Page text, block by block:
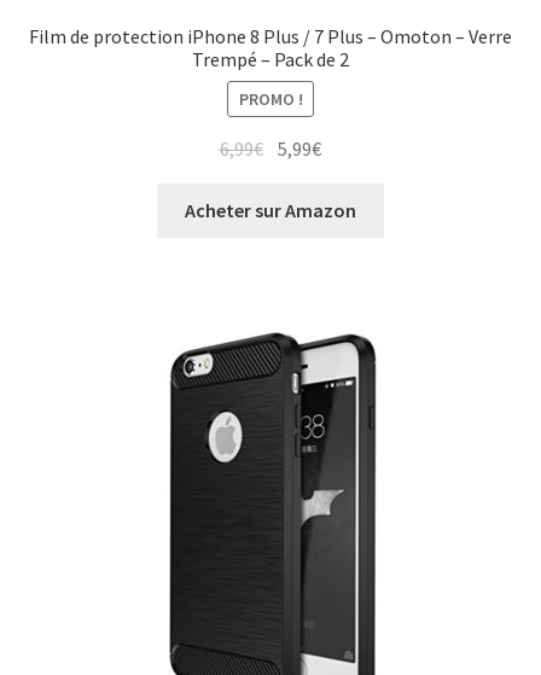
Film de protection iPhone 8 Plus / 7 Plus – Omoton – Verre
Trempé – Pack de 2
PROMO !
6,99€ 5,99€
Acheter sur Amazon